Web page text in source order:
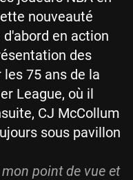
nouveauté
en action
des
75 ans de la
League, où il
CJ McCollum
sous pavillon
point de vue et